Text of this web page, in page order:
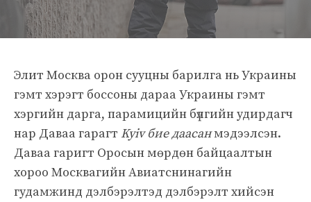
Элит Москва орон сууцны барилга нь Украины
гэмт хэрэгт боссоны дараа Украины гэмт
хэргийн дарга, парамицийн бүлгийн удирдагч
нар Даваа гарагт Kyiv бие даасанмэдээлсэн.
Даваа гаригт Оросын мөрдөн байцаалтын
хороо Москвагийн Авиатснинагийн
гудамжинд дэлбэрэлтэд дэлбэрэлт хийсэн